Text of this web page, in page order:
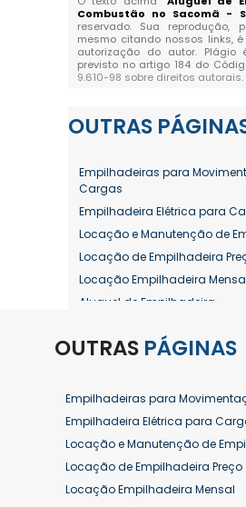
Combustão no Sacomã -
reservado. Sua reprodução,
mesmo citando nossos links,
autorização do autor.
previsto no artigo 184 do
9.610-98 sobre direitos autorais.
OUTRAS
Empilhadeiras para
Cargas
Empilhadeira Elétrica para
Locação e Manutenção de
Locação de Empilhadeira
Locação Empilhadeira
Aluguel de Empilhadeira
Aluguel de Empilhadeira
Aluguel de Empilhadeira
Aluguel de Empilhadeira
Aluguel de Empilhadeira
Aluguel de Empilhadeira Valor
Aluguel de Empilhadeiras
OUTRAS PÁGINAS
Empilhadeiras para
Empilhadeira Elétrica para
Locação e Manutenção de
Locação de Empilhadeira Preço
Locação Empilhadeira Mensal